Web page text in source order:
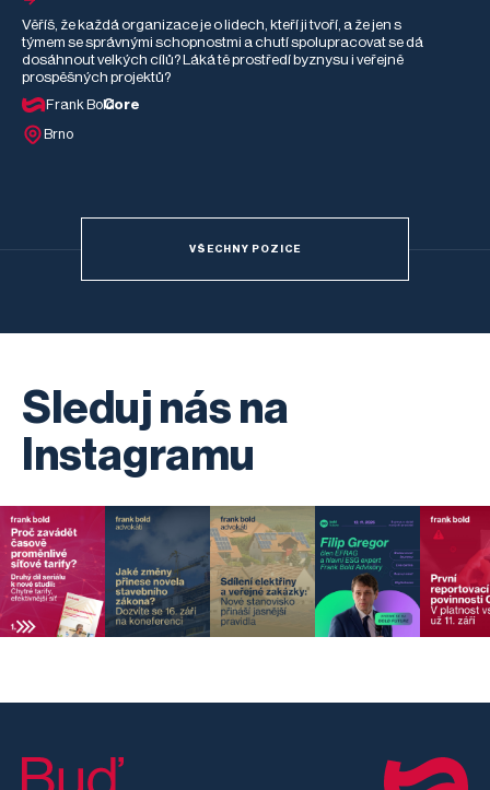
Frank BoldCore
Brno
Věříš, že každá organizace je o lidech, kteří ji tvoří, a že jen s
týmem se správnými schopnostmi a chutí spolupracovat se dá
dosáhnout velkých cílů? Láká tě prostředí byznysu i veřejně
prospěšných projektů?
VŠECHNY POZICE
Sleduj nás na
Instagramu